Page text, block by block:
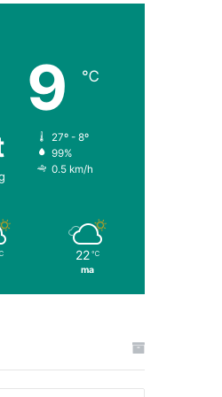
9 ℃
27º - 8º
99%
0.5 km/h
22 ℃
ma